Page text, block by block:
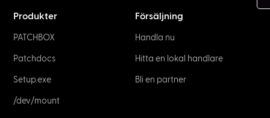
Produkter
PATCHBOX
Patchdocs
Setup.exe
/dev/mount
Försäljning
Handla nu
Hitta en lokal handlare
Bli en partner